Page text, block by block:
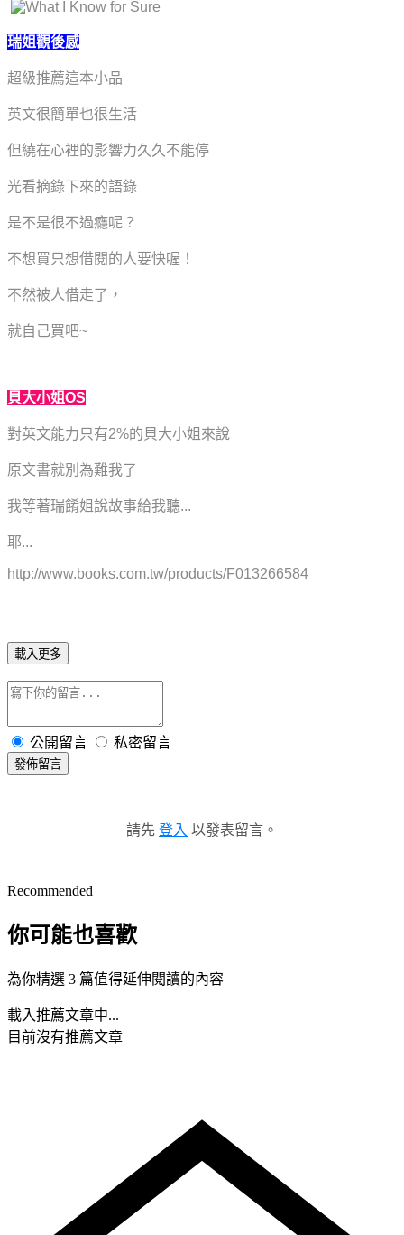
瑞姐觀後感
超級推薦這本小品
英文很簡單也很生活
但繞在心裡的影響力久久不能停
光看摘錄下來的語錄
是不是很不過癮呢？
不想買只想借閱的人要快喔！
不然被人借走了，
就自己買吧~
貝大小姐OS
對英文能力只有2%的貝大小姐來說
原文書就別為難我了
我等著瑞餚姐說故事給我聽...
耶...
http://www.books.com.tw/products/F013266584
載入更多
公開留言 私密留言
發佈留言
請先 登入 以發表留言。
Recommended
你可能也喜歡
為你精選 3 篇值得延伸閱讀的內容
載入推薦文章中...
目前沒有推薦文章